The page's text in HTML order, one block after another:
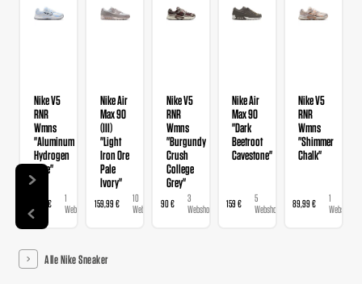
Nike V5
RNR
Wmns
"Aluminum
Hydrogen
Blue"
89,99 €
1
Webshop
Nike Air
Max 90
(III)
"Light
Iron Ore
Pale
Ivory"
159,99 €
10
Webshops
Nike V5
RNR
Wmns
"Burgundy
Crush
College
Grey"
90 €
3
Webshops
Nike Air
Max 90
"Dark
Beetroot
Cavestone"
159 €
5
Webshops
Nike V5
RNR
Wmns
"Shimmer
Chalk"
89,99 €
1
Webshop
Alle Nike Sneaker